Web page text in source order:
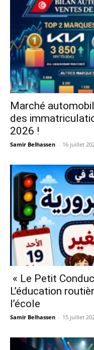
Marché
des
2026 !
Samir Belhassen - 16 juillet
« Le Petit
L’éducation
l’école
Samir Belhassen - 15 juillet